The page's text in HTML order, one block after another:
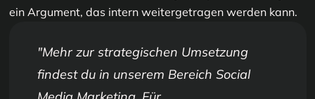
ein Argument, das intern weitergetragen werden kann.
Mehr zur strategischen Umsetzung
findest du in unserem Bereich Social